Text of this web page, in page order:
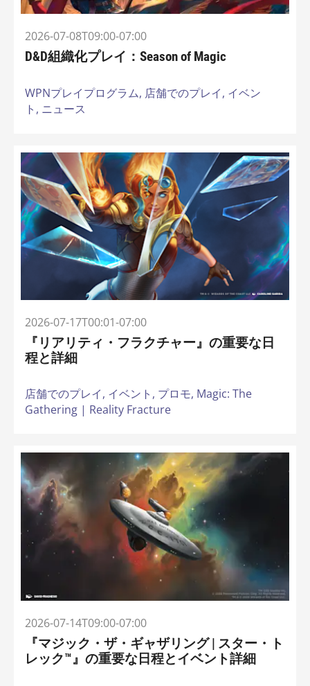
2026-07-08T09:00-07:00
D&D組織化プレイ：Season of Magic
WPNプレイプログラム, 店舗でのプレイ, イベン
ト, ニュース
2026-07-17T00:01-07:00
『リアリティ・フラクチャー』の重要な日
程と詳細
店舗でのプレイ, イベント, プロモ, Magic: The
Gathering | Reality Fracture
2026-07-14T09:00-07:00
『マジック・ザ・ギャザリング | スター・ト
レック™』の重要な日程とイベント詳細